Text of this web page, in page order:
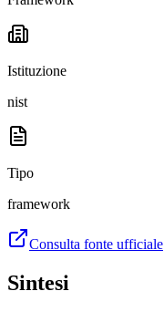
Istituzione
nist
Tipo
framework
Consulta fonte ufficiale
Sintesi